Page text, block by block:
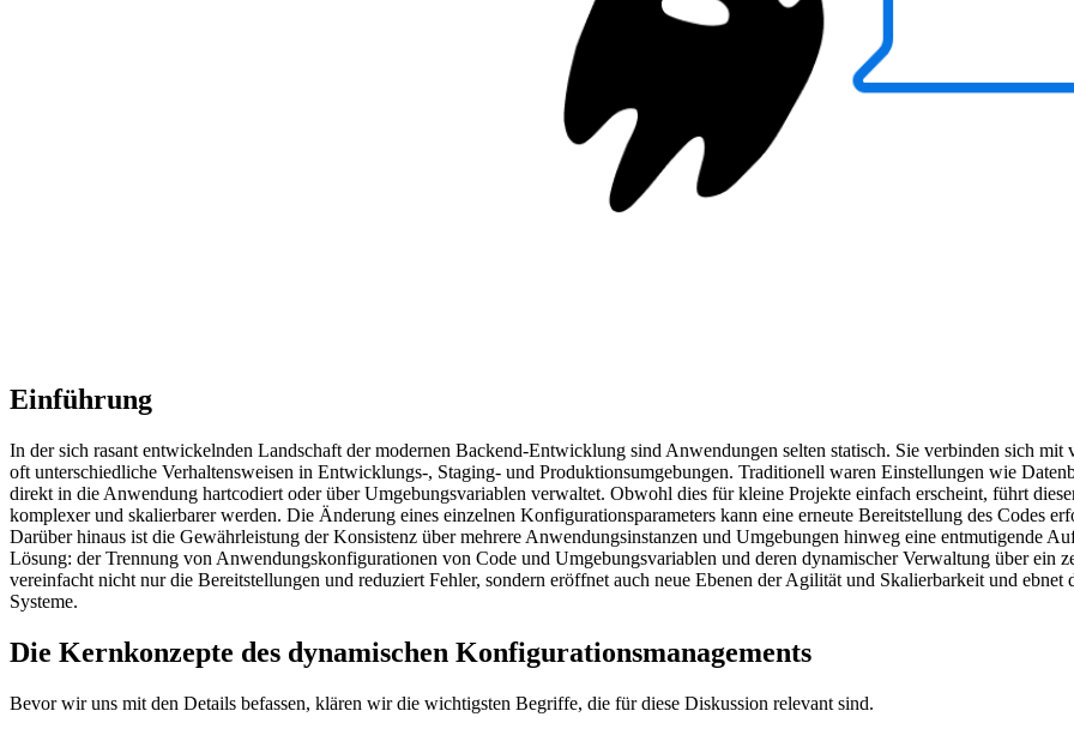
Einführung
In der sich rasant entwickelnden Landschaft der modernen Backend-Entwicklung sind Anwendungen selten statisch. Sie verbinden sich
oft unterschiedliche Verhaltensweisen in Entwicklungs-, Staging- und Produktionsumgebungen. Traditionell waren Einstellungen wie
direkt in die Anwendung hartcodiert oder über Umgebungsvariablen verwaltet. Obwohl dies für kleine Projekte einfach erscheint, führt
komplexer und skalierbarer werden. Die Änderung eines einzelnen Konfigurationsparameters kann eine erneute Bereitstellung des Codes
Darüber hinaus ist die Gewährleistung der Konsistenz über mehrere Anwendungsinstanzen und Umgebungen hinweg eine entmutigende
Lösung: der Trennung von Anwendungskonfigurationen von Code und Umgebungsvariablen und deren dynamischer Verwaltung über ein
vereinfacht nicht nur die Bereitstellungen und reduziert Fehler, sondern eröffnet auch neue Ebenen der Agilität und Skalierbarkeit und
Systeme.
Die Kernkonzepte des dynamischen Konfigurationsmanagements
Bevor wir uns mit den Details befassen, klären wir die wichtigsten Begriffe, die für diese Diskussion relevant sind.